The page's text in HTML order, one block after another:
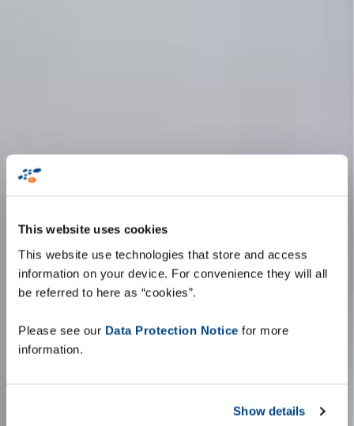
This website uses cookies
This website use technologies that store and access
information on your device. For convenience they will all
be referred to here as “cookies”.
Please see our Data Protection Notice for more
information.
Show details